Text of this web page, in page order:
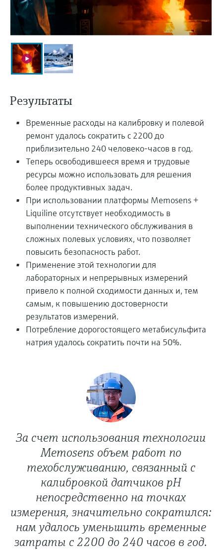
Найти, выбрать и настроить продукты,
используя параметры приложения
Получение информации о
приборе
Введите серийный номер прибора с
по этому прибору (инструкции по
продукты и данные о запчастях).
Найти запасные части по корневому
продукту, коду заказа или серийному
номеру
Level measurement with pressure
Купить всё
Memosens technology
Купить всё
Купить всё
промышленности посредством
цифровизации
Операционная эффективность
производства благодаря
процессов на уровне принятия
решений
Результаты
Временные расходы на калибровку и полевой
ремонт удалось сократить с 2200 до
приблизительно 240 человеко-часов в год.
Теперь освободившееся время и трудовые
ресурсы можно использовать для решения
более продуктивных задач.
При использовании платформы Memosens +
Liquiline отсутствует необходимость в
выполнении технического обслуживания в
сложных полевых условиях, что позволяет
повысить безопасность работ.
Применение этой технологии для
лабораторных и непрерывных измерений
привело к полной сходимости данных и, тем
самым, к повышению достоверности
результатов измерений.
Потребление дорогостоящего метабисульфита
натрия удалось сократить почти на 50%.
За счет использования технологии
Memosens объем работ по
техобслуживанию, связанный с
калибровкой датчиков pH
непосредственно на точках
измерения, значительно сократился:
нам удалось уменьшить временные
затраты с 2200 до 240 часов в год.